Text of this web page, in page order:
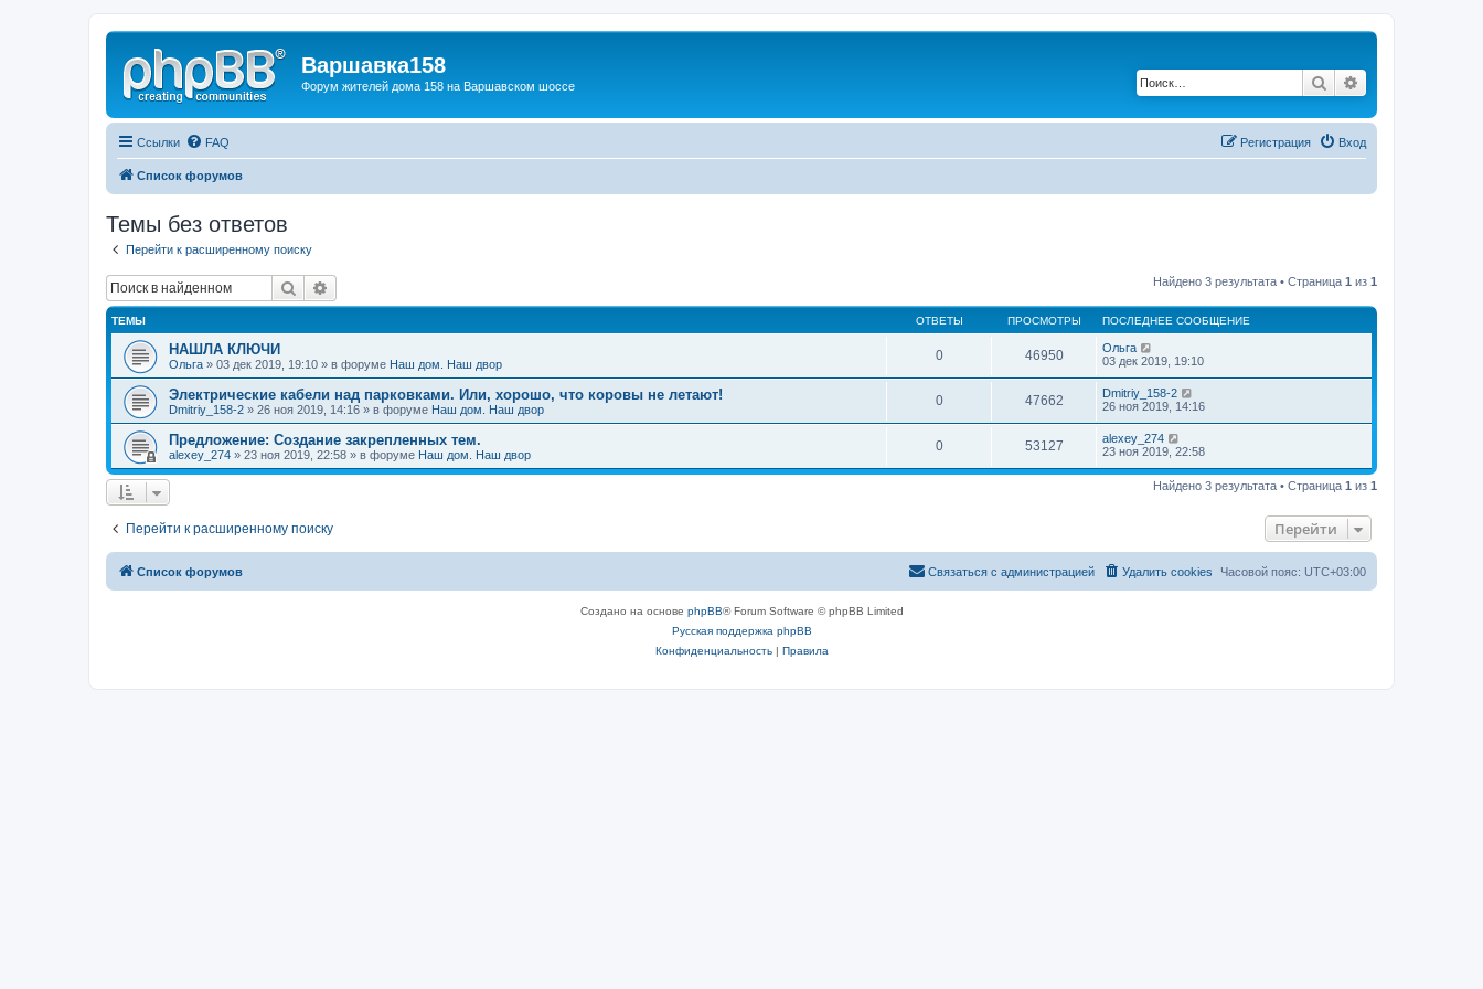
Варшавка158
Форум жителей дома 158 на Варшавском шоссе Поиск
Ссылки FAQ Вход
Регистрация
Список форумов
Темы без ответов
Перейти к расширенному поиску
Поиск Найдено 3 результата • Страница 1 из 1
ТЕМЫ ОТВЕТЫ ПРОСМОТРЫ ПОСЛЕДНЕЕ СООБЩЕНИЕ
НАШЛА КЛЮЧИ
Ольга » 03 дек 2019, 19:10 » в форуме Наш дом. Наш двор
0 46950
Ольга
03 дек 2019, 19:10
Электрические кабели над парковками. Или, хорошо, что коровы не летают!
Dmitriy_158-2 » 26 ноя 2019, 14:16 » в форуме Наш дом. Наш двор
0 47662
Dmitriy_158-2
26 ноя 2019, 14:16
Предложение: Создание закрепленных тем.
alexey_274 » 23 ноя 2019, 22:58 » в форуме Наш дом. Наш двор
0 53127
alexey_274
23 ноя 2019, 22:58
Найдено 3 результата • Страница 1 из 1
Перейти к расширенному поиску Перейти
Список форумов Часовой пояс: UTC+03:00
Удалить cookies
Связаться с администрацией
Создано на основе phpBB® Forum Software © phpBB Limited
Русская поддержка phpBB
Конфиденциальность| Правила